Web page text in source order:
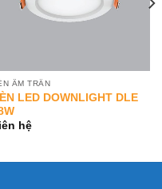
ÂM TRẦN
LED DOWNLIGHT DLE
hệ